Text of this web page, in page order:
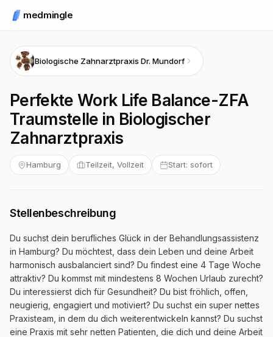
medmingle
Biologische Zahnarztpraxis Dr. Mundorf
Perfekte Work Life Balance-ZFA
Traumstelle in Biologischer
Zahnarztpraxis
Hamburg Teilzeit, Vollzeit Start: sofort
Stellenbeschreibung
Du suchst dein berufliches Glück in der Behandlungsassistenz
in Hamburg? Du möchtest, dass dein Leben und deine Arbeit
harmonisch ausbalanciert sind? Du findest eine 4 Tage Woche
attraktiv? Du kommst mit mindestens 8 Wochen Urlaub zurecht?
Du interessierst dich für Gesundheit? Du bist fröhlich, offen,
neugierig, engagiert und motiviert? Du suchst ein super nettes
Praxisteam, in dem du dich weiterentwickeln kannst? Du suchst
eine Praxis mit sehr netten Patienten, die dich und deine Arbeit